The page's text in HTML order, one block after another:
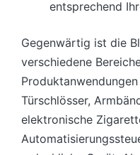
entsprechend
Gegenwärtig ist die
verschiedene
Türschlösser,
elektronische